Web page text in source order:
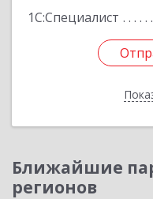
1С:Специалист
Ближайшие
регионов